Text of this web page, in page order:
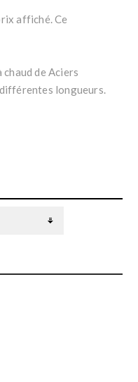
affiché. Ce
de Aciers
longueurs.